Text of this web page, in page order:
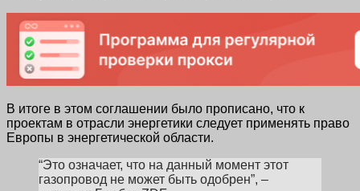
В итоге в этом соглашении было прописано, что к
проектам в отрасли энергетики следует применять право
Европы в энергетической области.
“Это означает, что на данный момент этот
газопровод не может быть одобрен”, –